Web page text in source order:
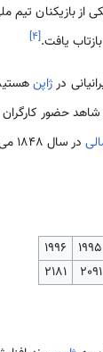
بازیکنان تیم
یافت.[۴]
درژاپن
در سال 1848 می‌دانند.
1995
1996
2091
2181